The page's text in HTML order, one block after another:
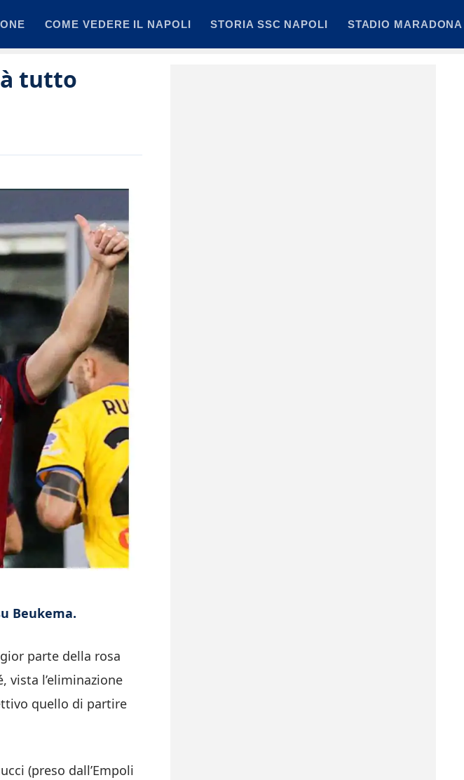
COME VEDERE IL NAPOLI STORIA SSC NAPOLI STADIO MARADONA
tutto
Beukema.
parte della rosa
vista l’eliminazione
quello di partire
(preso dall’Empoli